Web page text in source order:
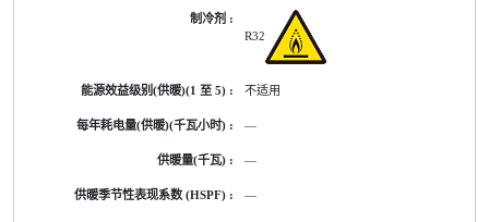
R32
不适用
—
—
—